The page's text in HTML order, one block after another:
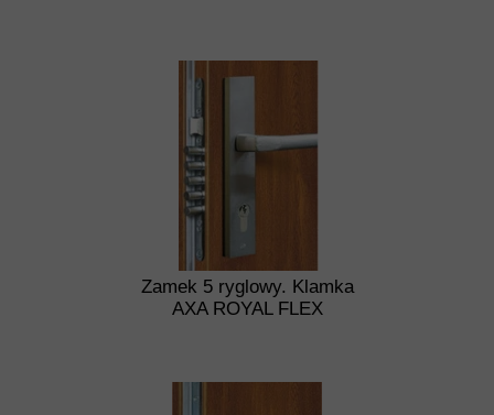
Zamek 5 ryglowy. Klamka
AXA ROYAL FLEX